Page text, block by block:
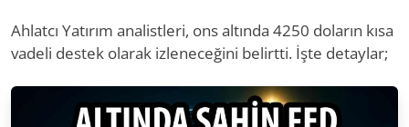
Ahlatcı Yatırım analistleri, ons altında 4250 doların kısa
vadeli destek olarak izleneceğini belirtti. İşte detaylar;